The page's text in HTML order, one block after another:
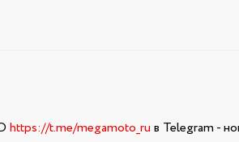
https://t.me/megamoto_ru в Telegram -